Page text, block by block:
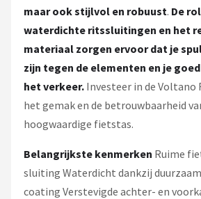
maar ook stijlvol en robuust. De
waterdichte ritssluitingen en het
materiaal zorgen ervoor dat je
zijn tegen de elementen en je
het verkeer. Investeer in de
het gemak en de betrouwbaarheid
hoogwaardige fietstas.
Belangrijkste kenmerken Ruime
sluiting Waterdicht dankzij
coating Verstevigde achter- en